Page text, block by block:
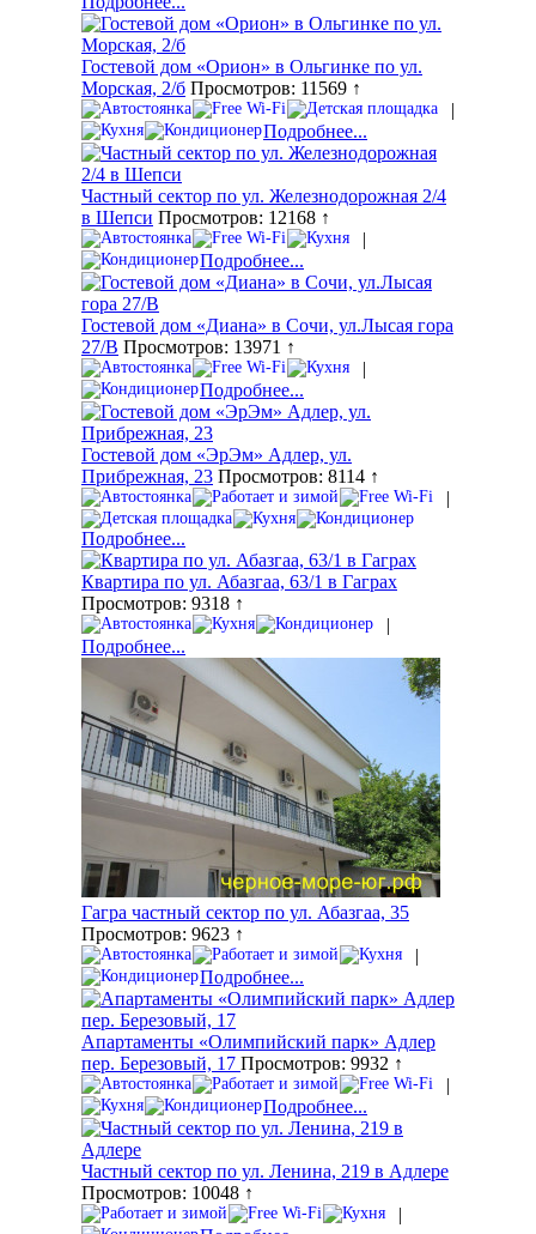
Гостевой дом «Орион» в Ольгинке по ул.
Морская, 2/б Просмотров: 11569 ↑
|
Подробнее...
Частный сектор по ул. Железнодорожная 2/4
в Шепси Просмотров: 12168 ↑
|
Подробнее...
Гостевой дом «Диана» в Сочи, ул.Лысая гора
27/В Просмотров: 13971 ↑
|
Подробнее...
Гостевой дом «ЭрЭм» Адлер, ул.
Прибрежная, 23 Просмотров: 8114 ↑
|
Подробнее...
Квартира по ул. Абазгаа, 63/1 в Гаграх
Просмотров: 9318 ↑
|
Подробнее...
Гагра частный сектор по ул. Абазгаа, 35
Просмотров: 9623 ↑
|
Подробнее...
Апартаменты «Олимпийский парк» Адлер
пер. Березовый, 17 Просмотров: 9932 ↑
|
Подробнее...
Частный сектор по ул. Ленина, 219 в Адлере
Просмотров: 10048 ↑
|